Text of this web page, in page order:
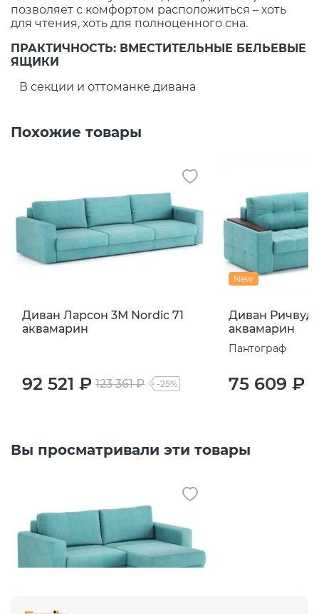
позволяет с комфортом расположиться – хоть
для чтения, хоть для полноценного сна.
ПРАКТИЧНОСТЬ: ВМЕСТИТЕЛЬНЫЕ БЕЛЬЕВЫЕ
ЯЩИКИ
В секции и оттоманке дивана
Похожие товары
Диван Ларсон 3М Nordic 71
аквамарин
92 521 ₽ 123 361 ₽ -25%
New
Диван Ричвуд
аквамарин
Пантограф
75 609 ₽
Вы просматривали эти товары